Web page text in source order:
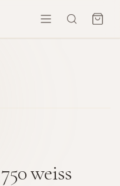
weiss